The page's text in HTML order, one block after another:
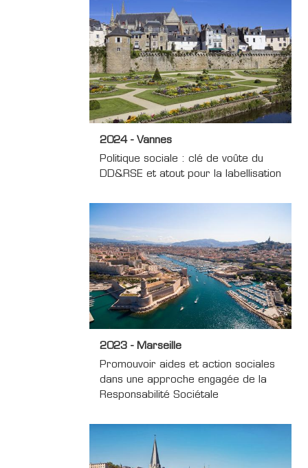
2024 - Vannes
Politique sociale : clé de voûte du
DD&RSE et atout pour la labellisation
2023 - Marseille
Promouvoir aides et action sociales
dans une approche engagée de la
Responsabilité Sociétale